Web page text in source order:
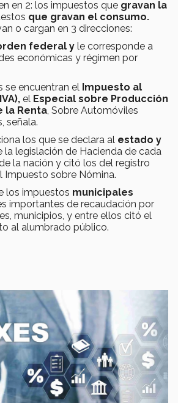
en 2: los impuestos que gravan la
que gravan el consumo.
o cargan en 3 direcciones:
federal y le corresponde a
económicas y régimen por
se encuentran el Impuesto al
el Especial sobre Producción
la Renta , Sobre Automóviles
señala.
los que se declara al estado y
la legislación de Hacienda de cada
la nación y citó los del registro
Impuesto sobre Nómina.
los impuestos municipales
importantes de recaudación por
municipios, y entre ellos citó el
al alumbrado público.